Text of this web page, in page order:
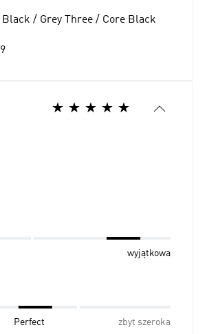
/ Grey Three / Core Black
wyjątkowa
Perfect zbyt szeroka